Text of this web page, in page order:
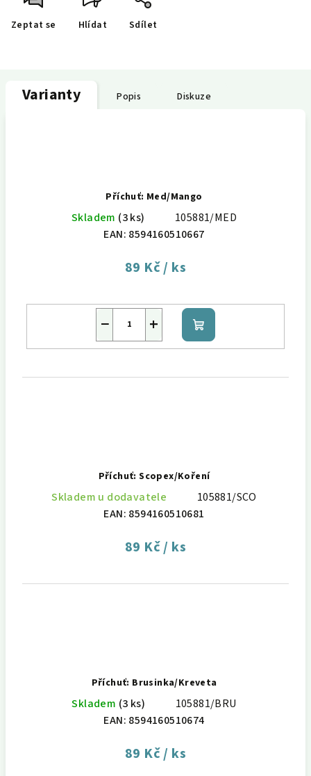
Zeptat se Hlídat Sdílet
Varianty Popis Diskuze
Příchuť: Med/Mango
Skladem (3 ks)
105881/MED
EAN: 8594160510667
89 Kč/ ks
+
− Do
košíku
Příchuť: Scopex/Koření
Skladem u dodavatele
105881/SCO
EAN: 8594160510681
89 Kč/ ks
Příchuť: Brusinka/Kreveta
Skladem (3 ks)
105881/BRU
EAN: 8594160510674
89 Kč/ ks